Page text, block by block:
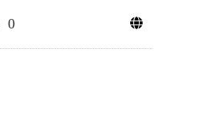
0